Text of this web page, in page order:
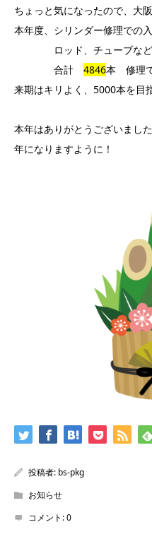
ちょっと気になったので、大
本年度、シリンダー修理での
ロッド、チューブなど
合計 4846本 修理で
来期はキリよく、5000本を目
本年はありがとうございまし
年になりますように！
投稿者: bs-pkg
お知らせ
コメント:0